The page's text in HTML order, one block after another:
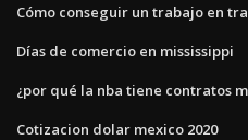
Cómo conseguir un trabajo en
Días de comercio en mississippi
¿por qué la nba tiene contratos
Cotizacion dolar mexico 2020